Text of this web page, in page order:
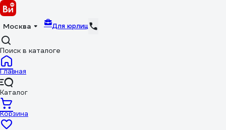
Москва Для юрлиц
Поиск в каталоге
Главная
Каталог
Корзина